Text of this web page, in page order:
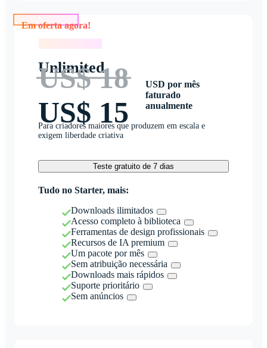
Unlimited
US$ 18
US$ 15
USD por mês
faturado
anualmente
Para criadores maiores que produzem em escala e
exigem liberdade criativa
Teste gratuito de 7 dias
Tudo no Starter, mais:
Downloads ilimitados
Acesso completo à biblioteca
Ferramentas de design profissionais
Recursos de IA premium
Um pacote por mês
Sem atribuição necessária
Downloads mais rápidos
Suporte prioritário
Sem anúncios